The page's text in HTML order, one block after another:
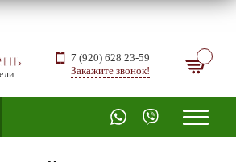
7 (920) 628 23-59
Закажите звонок!